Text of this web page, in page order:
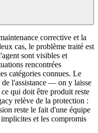
corrective et la
cas, le problème traité est
sont visibles et
rencontrées
catégories connues. Le
l'assistance — on y laisse
qui doit être produit reste
relève de la protection :
reste le fait d'une équipe
et les compromis